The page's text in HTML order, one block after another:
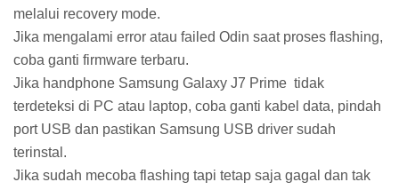
melalui recovery mode.
Jika mengalami error atau failed Odin saat proses flashing,
coba ganti firmware terbaru.
Jika handphone Samsung Galaxy J7 Prime tidak
terdeteksi di PC atau laptop, coba ganti kabel data, pindah
port USB dan pastikan Samsung USB driver sudah
terinstal.
Jika sudah mecoba flashing tapi tetap saja gagal dan tak